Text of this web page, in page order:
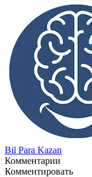
Bil Para Kazan
Комментарии
Комментировать